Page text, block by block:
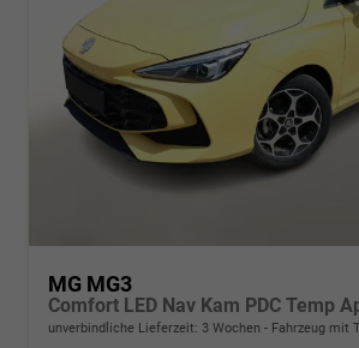
MG MG3
Comfort LED Nav Kam PDC Temp
unverbindliche Lieferzeit: 3 Wochen Fahrzeug mit